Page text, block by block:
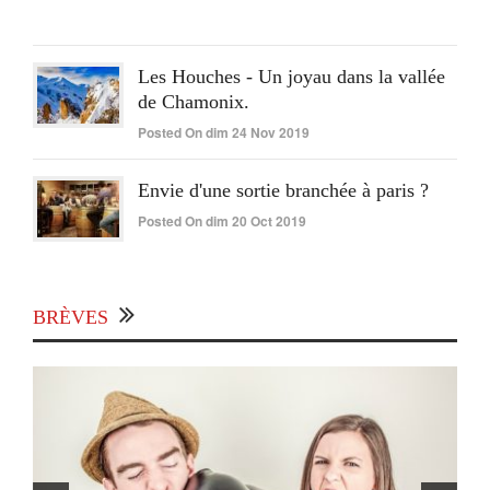
Les Houches - Un joyau dans la vallée
de Chamonix.
Posted On dim 24 Nov 2019
Envie d'une sortie branchée à paris ?
Posted On dim 20 Oct 2019
BRÈVES